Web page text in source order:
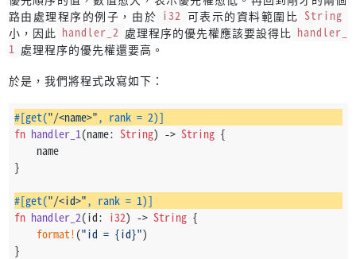
路由處理程序的例子，由於 i32 可表示的資料範圍比 String
小，因此 handler_2 處理程序的優先權應該要設得比 handler_
1 處理程序的優先權還要高。
於是，我們將程式改寫如下：
#[get("/<name>", rank = 2)]
fn handler_1 (name: String) -> String {
    name
}
#[get("/<id>", rank = 1)]
fn handler_2(id: i32) -> String {
format! ("id = {id}")
}